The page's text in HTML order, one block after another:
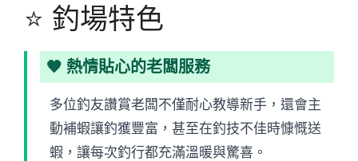
⭐ 釣場特色
🧡 熱情貼心的老闆服務
多位釣友讚賞老闆不僅耐心教導新手，還會主
動補蝦讓釣獲豐富，甚至在釣技不佳時慷慨送
蝦，讓每次釣行都充滿溫暖與驚喜。